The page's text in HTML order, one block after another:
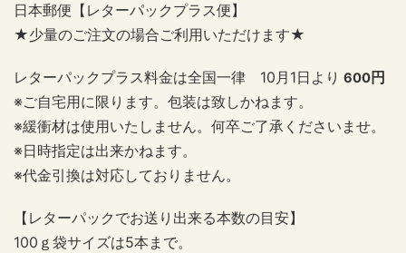
日本郵便【レターパックプラス便】
★少量のご注文の場合ご利用いただけます★
レターパックプラス料金は全国一律 10月 1日より 600円
※ご自宅用に限ります。包装は致しかねます。
※緩衝材は使用いたしません。何卒ご了承くださいませ。
※日時指定は出来かねます。
※代金引換は対応しておりません。
【レターパックでお送り出来る本数の目安】
100 ｇ袋サイズは5本まで。